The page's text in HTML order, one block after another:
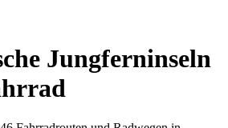
Jungferninseln